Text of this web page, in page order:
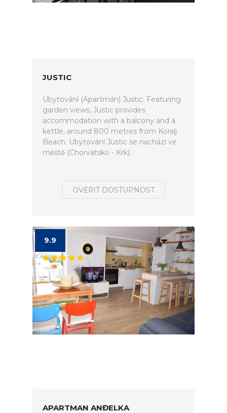
JUSTIC
Ubytování (Apartmán) Justic. Featuring
garden views, Justic provides
accommodation with a balcony and a
kettle, around 800 metres from Koralj
Beach. Ubytování Justic se nachází ve
městě (Chorvatsko - Krk).
OVĚŘIT DOSTUPNOST
9.9
APARTMAN ANĐELKA